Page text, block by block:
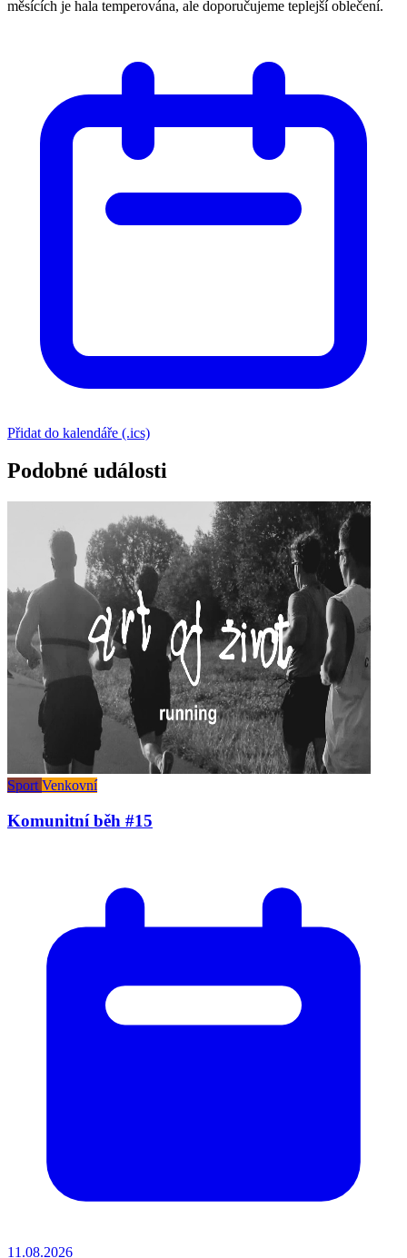
měsících je hala temperována, ale doporučujeme teplejší oblečení.
Přidat do kalendáře (.ics)
Podobné události
Sport Venkovní
Komunitní běh #15
11.08.2026